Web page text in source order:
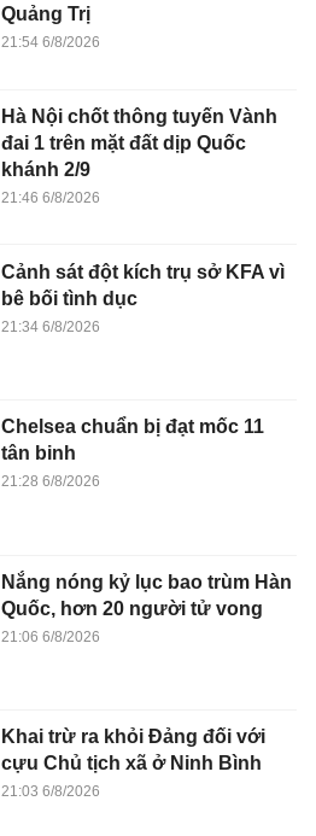
Quảng Trị
21:54 6/8/2026
Hà Nội chốt thông tuyến Vành
đai 1 trên mặt đất dịp Quốc
khánh 2/9
21:46 6/8/2026
Cảnh sát đột kích trụ sở KFA vì
bê bối tình dục
21:34 6/8/2026
Chelsea chuẩn bị đạt mốc 11
tân binh
21:28 6/8/2026
Nắng nóng kỷ lục bao trùm Hàn
Quốc, hơn 20 người tử vong
21:06 6/8/2026
Khai trừ ra khỏi Đảng đối với
cựu Chủ tịch xã ở Ninh Bình
21:03 6/8/2026